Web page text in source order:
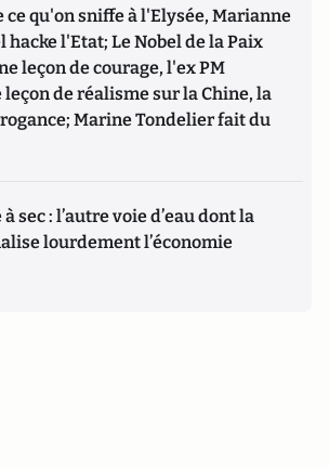
ce qu'on sniffe à l'Elysée, Marianne
hacke l'Etat; Le Nobel de la Paix
leçon de courage, l'ex PM
de réalisme sur la Chine, la
Marine Tondelier fait du
sec : l’autre voie d’eau dont la
lourdement l’économie